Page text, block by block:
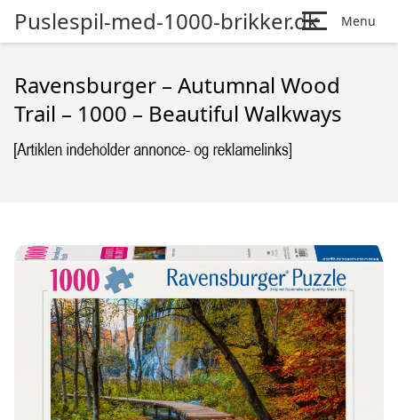
Puslespil-med-1000-brikker.dk Menu
Ravensburger – Autumnal Wood
Trail – 1000 – Beautiful Walkways